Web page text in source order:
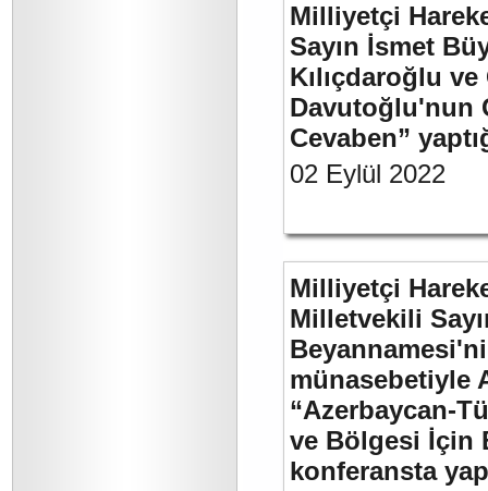
Milliyetçi
Sayın İsmet
Kılıçdaroğlu
Davutoğlu'nun
Cevaben”
02 Eylül 2022
Milliyetçi
Milletvekili
münasebetiyle
“Azerbaycan-
ve Bölgesi İçin
konferansta